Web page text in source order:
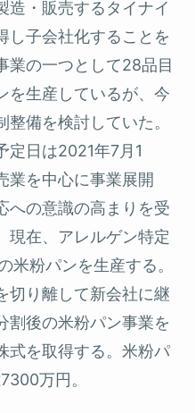
造・販売するタイナイ
し子会社化することを
業の一つとして28品目
を生産しているが、今
備を検討していた。
定日は2021年7月1
業を中心に事業展開
への意識の高まりを受
現在、アレルゲン特定
米粉パンを生産する。
切り離して新会社に継
割後の米粉パン事業を
式を取得する。米粉パ
万円。